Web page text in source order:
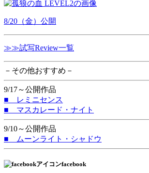
8/20（金）公開
≫≫試写Review一覧
－その他おすすめ－
9/17～公開作品
■ レミニセンス
■ マスカレード・ナイト
9/10～公開作品
■ ムーンライト・シャドウ
facebook